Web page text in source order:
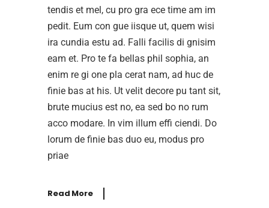
tendis et mel, cu pro gra ece time am im
pedit. Eum con gue iisque ut, quem wisi
ira cundia estu ad. Falli facilis di gnisim
eam et. Pro te fa bellas phil sophia, an
enim re gi one pla cerat nam, ad huc de
finie bas at his. Ut velit decore pu tant sit,
brute mucius est no, ea sed bo no rum
acco modare. In vim illum effi ciendi. Do
lorum de finie bas duo eu, modus pro
priae
Read More